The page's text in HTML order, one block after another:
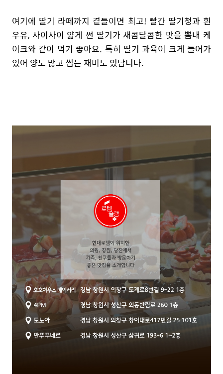
여기에 딸기 라떼까지 곁들이면 최고! 빨간 딸기청과 흰
우유, 사이사이 얇게 썬 딸기가 새콤달콤한 맛을 뽐내 케
이크와 같이 먹기 좋아요. 특히 딸기 과육이 크게 들어가
있어 양도 많고 씹는 재미도 있답니다.